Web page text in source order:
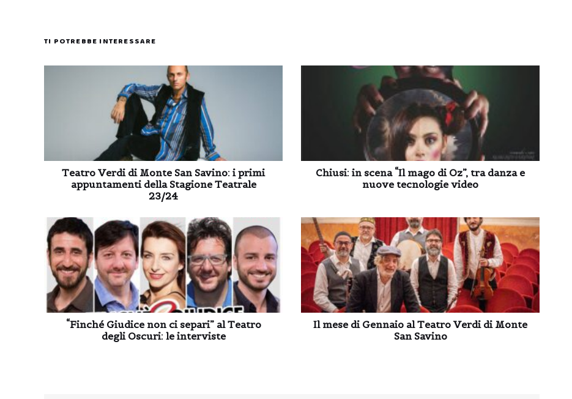
TI POTREBBE INTERESSARE
Teatro Verdi di Monte San Savino: i primi
appuntamenti della Stagione Teatrale
23/24
Chiusi: in scena “Il mago di Oz”, tra danza e
nuove tecnologie video
“Finché Giudice non ci separi” al Teatro
degli Oscuri: le interviste
Il mese di Gennaio al Teatro Verdi di Monte
San Savino